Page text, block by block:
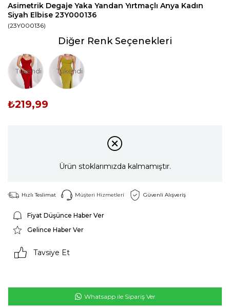
Asimetrik Degaje Yaka Yandan Yırtmaçlı Anya Kadın
Siyah Elbise 23Y000136
(23Y000136)
Diğer Renk Seçenekleri
Tükendi Tükendi
₺219,99
Ürün stoklarımızda kalmamıştır.
Hızlı Teslimat Müşteri Hizmetleri Güvenli Alışveriş
Fiyat Düşünce Haber Ver
Gelince Haber Ver
Tavsiye Et
Whatsapp ile Sipariş Ver